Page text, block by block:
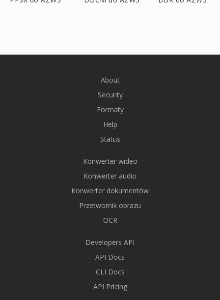
About
Security
Formaty
Help
Status
Konwerter wideo
Konwerter audio
Konwerter dokumentów
Przetwornik obrazu
OCR
Developers API
API Docs
CLI Docs
API Pricing